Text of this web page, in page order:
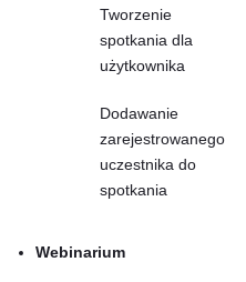
Tworzenie
spotkania dla
użytkownika
Dodawanie
zarejestrowanego
uczestnika do
spotkania
Webinarium